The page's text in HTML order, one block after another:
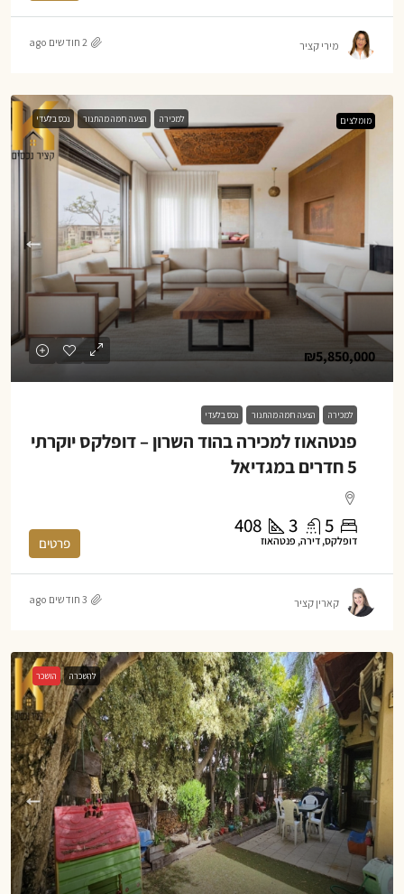
מירי קציר 2 חודשים ago
מומלצים למכירה הצעה חמה מהתנור נכס בלעדי
₪5,850,000
למכירה הצעה חמה מהתנור נכס בלעדי
פנטהאוז למכירה בהוד השרון – דופלקס יוקרתי
5 חדרים במגדיאל
5
3
408
דופלקס, דירה, פנטהאוז פרטים
קארין קציר 3 חודשים ago
להשכרה הושכר